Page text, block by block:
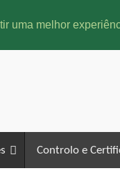
uma melhor
Controlo e